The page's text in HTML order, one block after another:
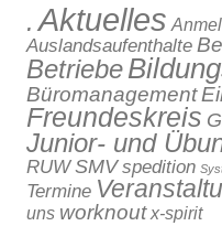
. Aktuelles
Auslandsaufenthalte
Betriebe
Büromanagement
Freundeskreis
Junior- und
RUW SMV spedition
Termine
uns worknout x-spirit